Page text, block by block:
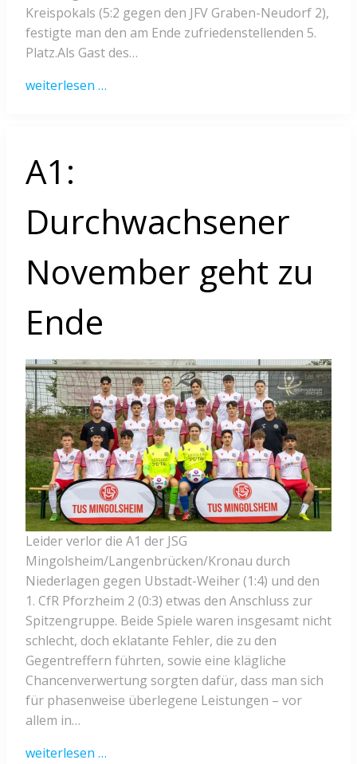
Kreispokals (5:2 gegen den JFV Graben-Neudorf 2),
festigte man den am Ende zufriedenstellenden 5.
Platz.Als Gast des…
weiterlesen …
A1:
Durchwachsener
November geht zu
Ende
Leider verlor die A1 der JSG
Mingolsheim/Langenbrücken/Kronau durch
Niederlagen gegen Ubstadt-Weiher (1:4) und den
1. CfR Pforzheim 2 (0:3) etwas den Anschluss zur
Spitzengruppe. Beide Spiele waren insgesamt nicht
schlecht, doch eklatante Fehler, die zu den
Gegentreffern führten, sowie eine klägliche
Chancenverwertung sorgten dafür, dass man sich
für phasenweise überlegene Leistungen – vor
allem in…
weiterlesen …